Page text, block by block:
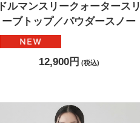
ドルマンスリークォータースリ
ーブトップ／パウダースノー
12,900円 (税込)